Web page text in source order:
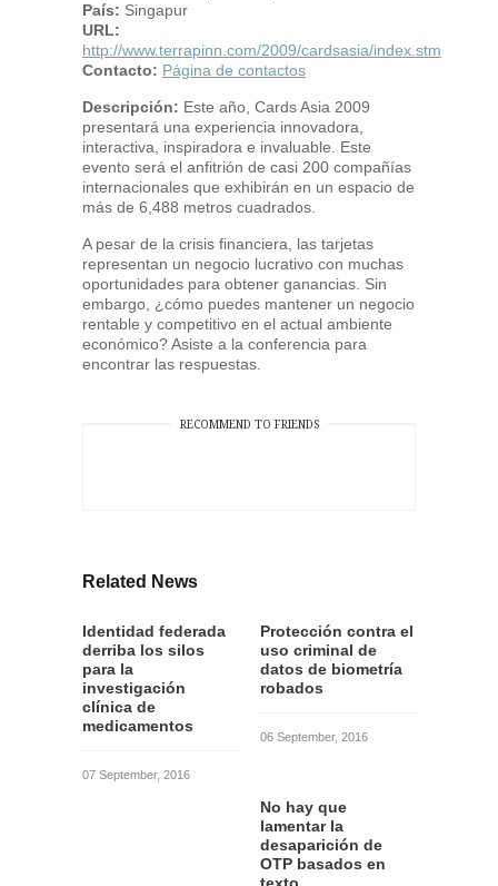
País: Singapur
URL:
http://www.terrapinn.com/2009/cardsasia/index.stm
Contacto: Página de contactos
Descripción: Este año, Cards Asia 2009
presentará una experiencia innovadora,
interactiva, inspiradora e invaluable. Este
evento será el anfitrión de casi 200 compañías
internacionales que exhibirán en un espacio de
más de 6,488 metros cuadrados.
A pesar de la crisis financiera, las tarjetas
representan un negocio lucrativo con muchas
oportunidades para obtener ganancias. Sin
embargo, ¿cómo puedes mantener un negocio
rentable y competitivo en el actual ambiente
económico? Asiste a la conferencia para
encontrar las respuestas.
RECOMMEND TO FRIENDS
Related News
Identidad federada
derriba los silos
para la
investigación
clínica de
medicamentos
07 September, 2016
Protección contra el
uso criminal de
datos de biometría
robados
06 September, 2016
No hay que
lamentar la
desaparición de
OTP basados en